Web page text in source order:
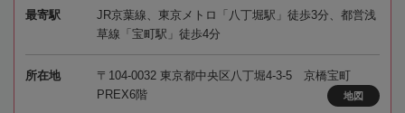
最寄駅
JR京葉線、東京メトロ「八丁堀駅」徒歩3分、都営浅
草線「宝町駅」徒歩4分
所在地
〒104-0032 東京都中央区八丁堀4-3-5 京橋宝町
PREX6階
地図